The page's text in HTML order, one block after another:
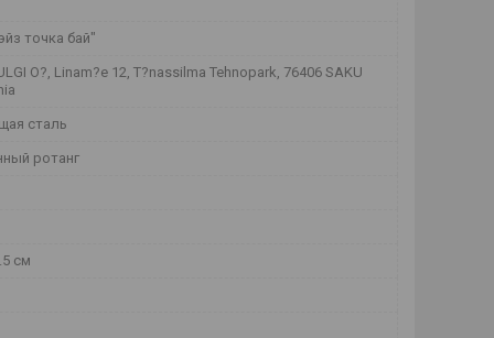
точка бай"
O?, Linam?e 12, T?nassilma Tehnopark, 76406 SAKU
сталь
ротанг
см